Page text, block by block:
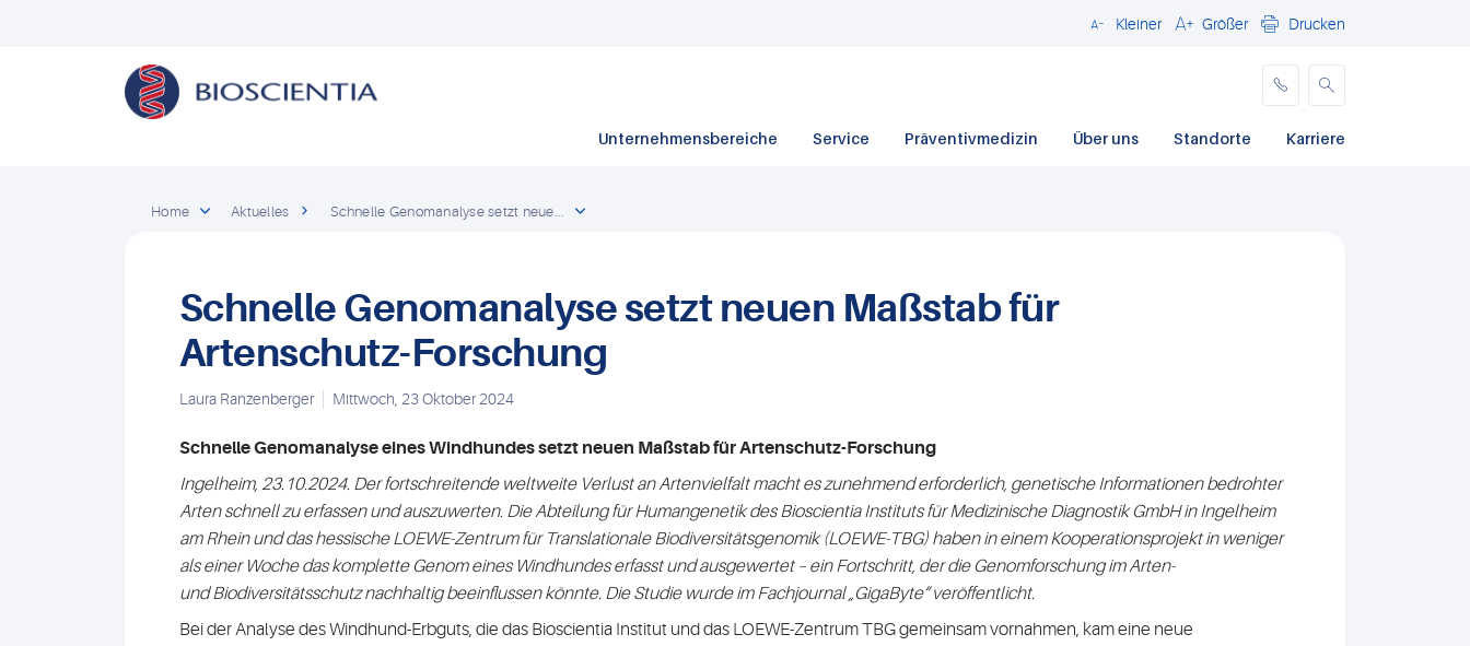
Schließen
Kleiner Größer Drucken
Unternehmensbereiche Service Präventivmedizin Über uns Standorte Karriere
Home Aktuelles Schnelle Genomanalyse setzt neue...
Schnelle Genomanalyse setzt neuen Maßstab für
Artenschutz-Forschung
Laura Ranzenberger Mittwoch, 23 Oktober 2024
Schnelle Genomanalyse eines Windhundes setzt neuen Maßstab für Artenschutz-Forschung
Ingelheim, 23.10.2024. Der fortschreitende weltweite Verlust an Artenvielfalt macht es zunehmend erforderlich, genetische Informationen bedrohter
Arten schnell zu erfassen und auszuwerten. Die Abteilung für Humangenetik des Bioscientia Instituts für Medizinische Diagnostik GmbH in Ingelheim
am Rhein und das hessische LOEWE-Zentrum für Translationale Biodiversitätsgenomik (LOEWE-TBG) haben in einem Kooperationsprojekt in weniger
als einer Woche das komplette Genom eines Windhundes erfasst und ausgewertet – ein Fortschritt, der die Genomforschung im Arten-
und Biodiversitätsschutz nachhaltig beeinflussen könnte. Die Studie wurde im Fachjournal „GigaByte“ veröffentlicht.
Bei der Analyse des Windhund-Erbguts, die das Bioscientia Institut und das LOEWE-Zentrum TBG gemeinsam vornahmen, kam eine neue